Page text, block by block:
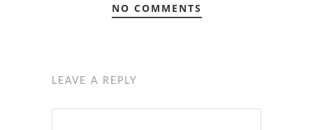
NO COMMENTS
LEAVE A REPLY